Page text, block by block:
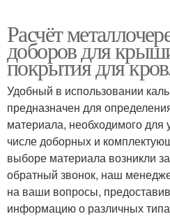
Расчёт
доборов для
покрытия для
Удобный в использовании
предназначен для
материала, необходимого для
числе доборных и
выборе материала возникли
обратный звонок, наш
на ваши вопросы,
информацию о различных